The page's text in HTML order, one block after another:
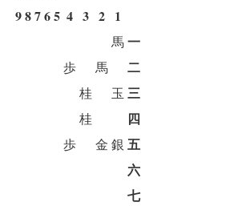
98765 4 3 2 1
馬一
歩 馬 二
桂 玉 三
桂 四
歩 金 銀 五
六
七